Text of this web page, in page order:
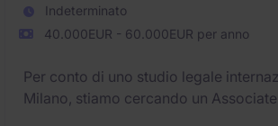
Indeterminato
40.000EUR - 60.000EUR per anno
Per conto di uno studio legale
Milano, stiamo cercando un